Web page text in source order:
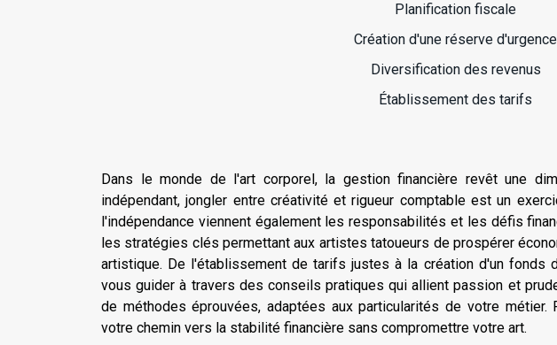
Planification fiscale
Création d'une réserve d'urgence
Diversification des revenus
Établissement des tarifs
Dans le monde de l'art corporel, la gestion financière revêt une
indépendant, jongler entre créativité et rigueur comptable est un
l'indépendance viennent également les responsabilités et les défis
les stratégies clés permettant aux artistes tatoueurs de prospérer
artistique. De l'établissement de tarifs justes à la création d'un fonds
vous guider à travers des conseils pratiques qui allient passion et
de méthodes éprouvées, adaptées aux particularités de votre métier.
votre chemin vers la stabilité financière sans compromettre votre art.